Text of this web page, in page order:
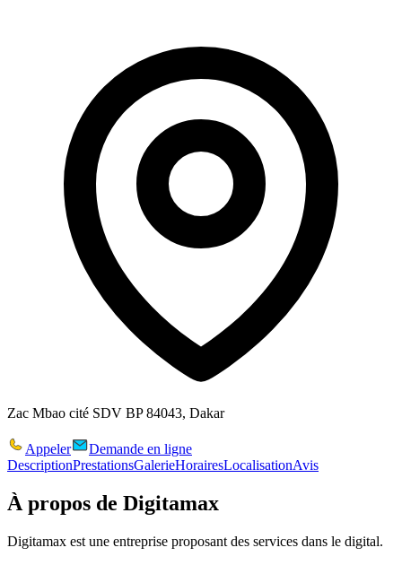
Zac Mbao cité SDV BP 84043, Dakar
Appeler
Demande en ligne
DescriptionPrestationsGalerieHorairesLocalisationAvis
À propos de Digitamax
Digitamax est une entreprise proposant des services dans le digital.